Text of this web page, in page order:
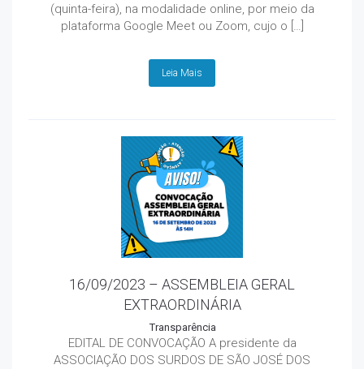
(quinta-feira), na modalidade online, por meio da
plataforma Google Meet ou Zoom, cujo o […]
Leia Mais
16/09/2023 – ASSEMBLEIA GERAL
EXTRAORDINÁRIA
Transparência
EDITAL DE CONVOCAÇÃO A presidente da
ASSOCIAÇÃO DOS SURDOS DE SÃO JOSÉ DOS